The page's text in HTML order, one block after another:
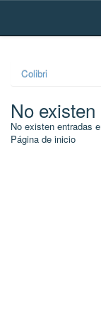
Skip
Colibri
No
No existen entradas
Página de inicio